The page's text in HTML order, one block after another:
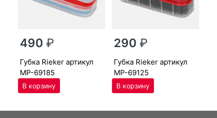
490₽
губ­ка Ri­eker артикул
MP-69185
290₽
губ­ка Ri­eker артикул
MP-69125